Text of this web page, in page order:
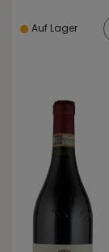
Auf Lager